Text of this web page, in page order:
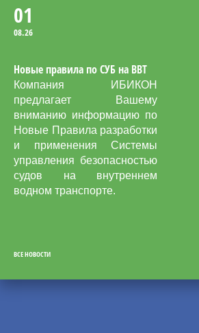
01
08.26
Новые правила по СУБ на ВВТ
Компания ИБИКОН
предлагает Вашему
вниманию информацию по
Новые Правила разработки
и применения Системы
управления безопасностью
судов на внутреннем
водном транспорте.
31
ВСЕ НОВОСТИ